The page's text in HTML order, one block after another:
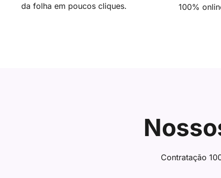
da folha em poucos cliques.
100%
Contratação